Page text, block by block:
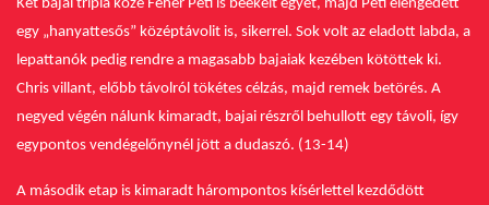
Két bajai tripla közé Fehér Peti is beékelt egyet, majd Peti elengedett
egy „hanyattesős” középtávolit is, sikerrel. Sok volt az eladott labda, a
lepattanók pedig rendre a magasabb bajaiak kezében kötöttek ki.
Chris villant, előbb távolról tökétes célzás, majd remek betörés. A
negyed végén nálunk kimaradt, bajai részről behullott egy távoli, így
egypontos vendégelőnynél jött a dudaszó. (13-14)
A második etap is kimaradt hárompontos kísérlettel kezdődött